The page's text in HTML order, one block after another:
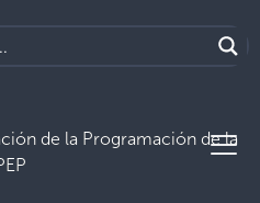
de la Programación de la